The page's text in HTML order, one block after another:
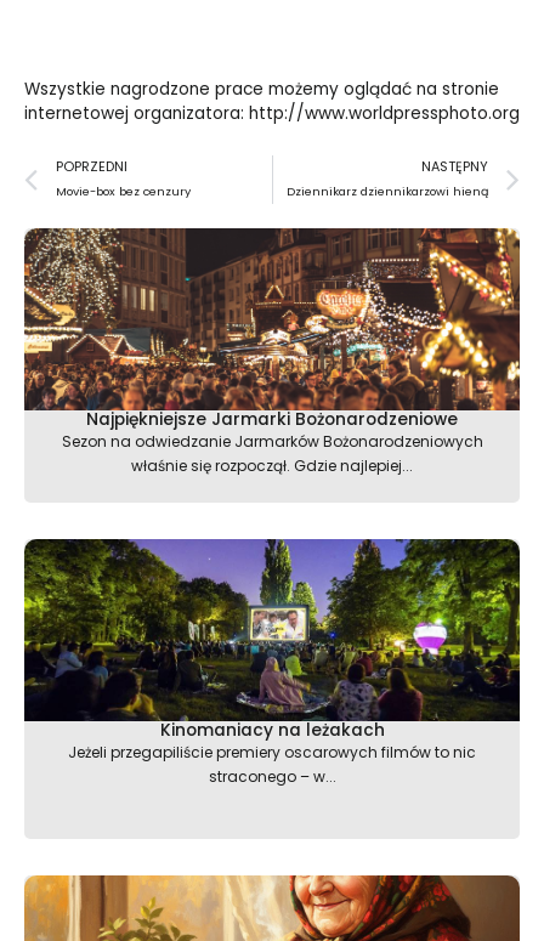
Wszystkie nagrodzone prace możemy oglądać na stronie
internetowej organizatora: http://www.worldpressphoto.org
Prev
POPRZEDNI
Movie-box bez cenzury
NASTĘPNY
Dziennikarz dziennikarzowi hieną
Najpiękniejsze Jarmarki Bożonarodzeniowe
Sezon na odwiedzanie Jarmarków Bożonarodzeniowych
właśnie się rozpoczął. Gdzie najlepiej...
Kinomaniacy na leżakach
Jeżeli przegapiliście premiery oscarowych filmów to nic
straconego – w...